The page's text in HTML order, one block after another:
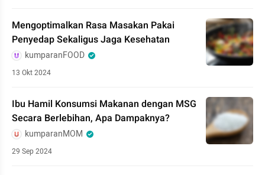
Mengoptimalkan Rasa Masakan Pakai
Penyedap Sekaligus Jaga Kesehatan
kumparanFOOD
13 Okt 2024
Ibu Hamil Konsumsi Makanan dengan MSG
Secara Berlebihan, Apa Dampaknya?
kumparanMOM
29 Sep 2024